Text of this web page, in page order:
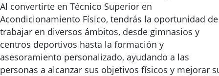
Al convertirte en Técnico Superior en
Acondicionamiento Físico, tendrás la oportunidad de
trabajar en diversos ámbitos, desde gimnasios y
centros deportivos hasta la formación y
asesoramiento personalizado, ayudando a las
personas a alcanzar sus objetivos físicos y mejorar